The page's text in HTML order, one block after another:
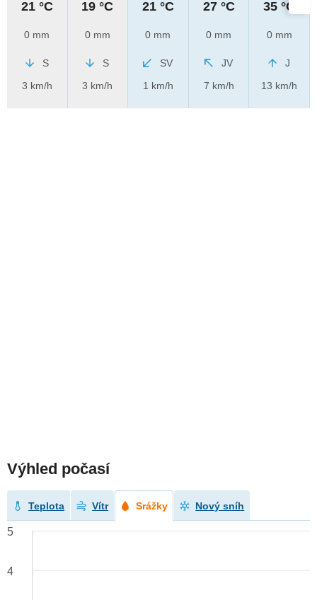
21 °C
0 mm
S
3 km/h
19 °C
0 mm
S
3 km/h
21 °C
0 mm
SV
1 km/h
27 °C
0 mm
JV
7 km/h
35 °C
0 mm
J
13 km/h
Výhled počasí
Teplota Vítr Srážky Nový sníh
5
4